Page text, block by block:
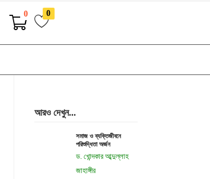
0 0
আরও দেখুন...
সমাজ ও ব্যক্তিজীবনে
পরিশুদ্ধিতা অর্জন
ড. খোন্দকার আব্দুল্লাহ
জাহাঙ্গীর